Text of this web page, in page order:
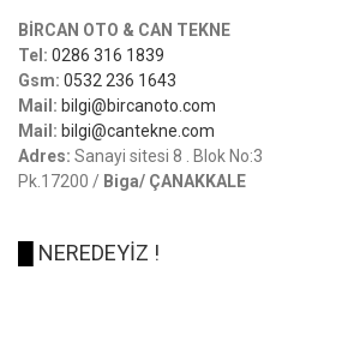
BİRCAN OTO & CAN TEKNE
Tel: 0286 316 1839
Gsm: 0532 236 1643
Mail: bilgi@bircanoto.com
Mail: bilgi@cantekne.com
Adres: Sanayi sitesi 8 . Blok No:3
Pk.17200 / Biga/ ÇANAKKALE
NEREDEYİZ !